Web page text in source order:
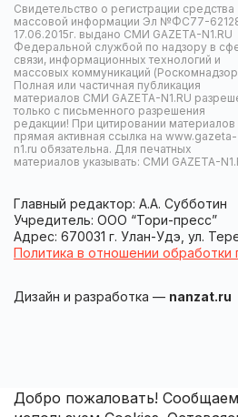
Свидетельство о регистрации средства
массовой информации Эл №ФС77-
17.06.2015г. выдано СМИ GAZETA-N1.RU
Федеральной службой по надзору в
связи, информационных технологий и
массовых коммуникаций
Полная или частичная публикация
материалов СМИ GAZETA-N1.RU
только с письменного разрешения
редакции! При цитировании материалов
прямая активная ссылка на www.gazeta-
n1.ru обязательна. Для печатных
материалов указывать: СМИ GAZETA-
Главный редактор: А.А. Субботин
Учредитель: ООО “Тори-пресс”
Адрес: 670031 г. Улан-Удэ, ул.
Политика в отношении обработки
Дизайн и разработка — nanzat.ru
Добро пожаловать!